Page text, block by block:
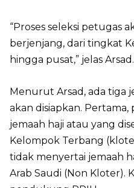
“Proses seleksi petugas
berjenjang, dari tingkat
hingga pusat,” jelas Arsad.
Menurut Arsad, ada tiga
akan disiapkan.
jemaah haji atau yang
Kelompok Terbang
tidak menyertai jemaah
Arab Saudi (Non Kloter).